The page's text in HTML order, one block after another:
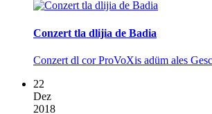
Conzert tla dlijia de Badia
Conzert dl cor ProVoXis adüm ales
22
Dez
2018